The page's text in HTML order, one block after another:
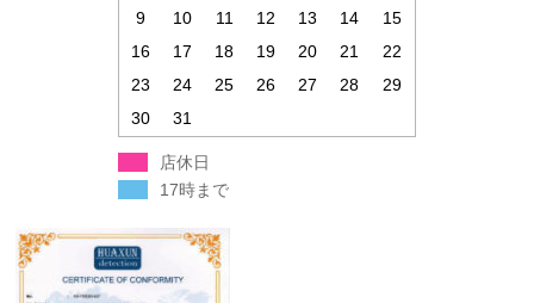
9
10 11 12 13 14
15
16
17 18 19 20 21
22
23
24 25 26 27 28
29
30
31
店休日
17時まで